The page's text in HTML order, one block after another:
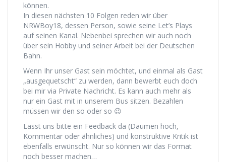
können.
In diesen nächsten 10 Folgen reden wir über
NRWBoy18, dessen Person, sowie seine Let’s Plays
auf seinen Kanal. Nebenbei sprechen wir auch noch
über sein Hobby und seiner Arbeit bei der Deutschen
Bahn.
Wenn Ihr unser Gast sein möchtet, und einmal als Gast
„ausgequetscht“ zu werden, dann bewerbt euch doch
bei mir via Private Nachricht. Es kann auch mehr als
nur ein Gast mit in unserem Bus sitzen. Bezahlen
müssen wir den so oder so 😉
Lasst uns bitte ein Feedback da (Daumen hoch,
Kommentar oder ähnliches) und konstruktive Kritik ist
ebenfalls erwünscht. Nur so können wir das Format
noch besser machen…